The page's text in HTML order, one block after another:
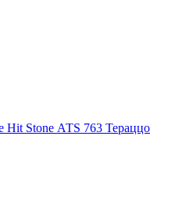
Hit Stone АТS 763 Тераццо